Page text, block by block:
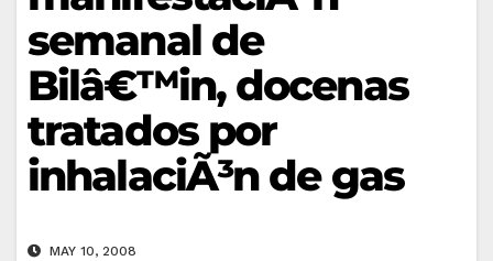
semanal de
Bilâ€™in, docenas
tratados por
inhalaciÃ³n de gas
MAY 10, 2008